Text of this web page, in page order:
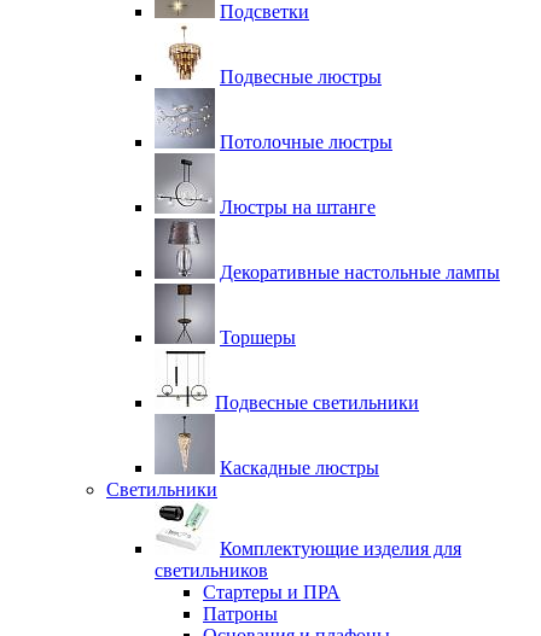
Подсветки
Подвесные люстры
Потолочные люстры
Люстры на штанге
Декоративные настольные лампы
Торшеры
Подвесные светильники
Каскадные люстры
Светильники
Комплектующие изделия для
светильников
Стартеры и ПРА
Патроны